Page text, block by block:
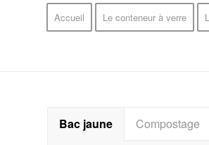
Accueil Le conteneur à verre
Bac jaune Compostage